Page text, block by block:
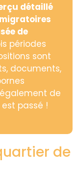
détaillé
de
périodes
sont
documents,
de
passé !
de